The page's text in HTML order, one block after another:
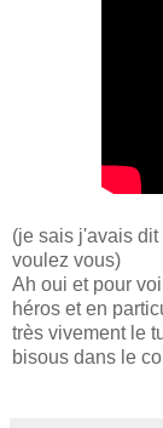
(je sais j'avais
voulez vous)
Ah oui et pour
héros et en
très vivement le
bisous dans le